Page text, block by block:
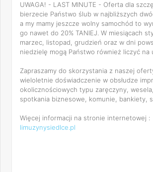
UWAGA! - LAST MINUTE - Oferta dla
bierzecie Państwo ślub w najbliższych
a my mamy jeszcze wolny samochód to
go nawet do 20% TANIEJ. W miesiącach
marzec, listopad, grudzień oraz w dni
niedzielę mogą Państwo również liczyć na
Zapraszamy do skorzystania z naszej
wieloletnie doświadczenie w obsłudze
okolicznościowych typu zaręczyny,
spotkania biznesowe, komunie, bankiety,
Więcej informacji na stronie internetowej :
limuzynysiedlce.pl